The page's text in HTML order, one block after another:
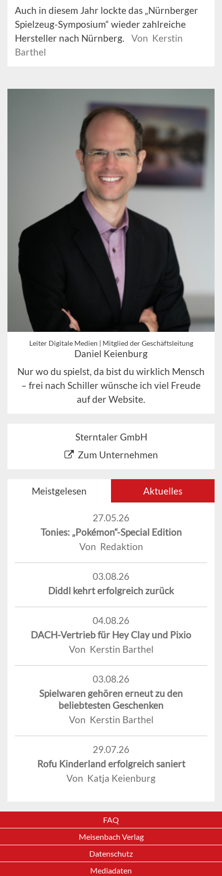
Auch in diesem Jahr lockte das „Nürnberger
Spielzeug-Symposium“ wieder zahlreiche
Hersteller nach Nürnberg.
Von Kerstin
Barthel
Leiter Digitale Medien | Mitglied der Geschäftsleitung
Daniel Keienburg
Nur wo du spielst, da bist du wirklich Mensch
– frei nach Schiller wünsche ich viel Freude
auf der Website.
Sterntaler GmbH
Zum Unternehmen
Meistgelesen Aktuelles
27.05.26
Tonies: „Pokémon“-Special Edition
Von Redaktion
03.08.26
Diddl kehrt erfolgreich zurück
04.08.26
DACH-Vertrieb für Hey Clay und Pixio
Von Kerstin Barthel
03.08.26
Spielwaren gehören erneut zu den
beliebtesten Geschenken
Von Kerstin Barthel
29.07.26
Rofu Kinderland erfolgreich saniert
Von Katja Keienburg
FAQ
Meisenbach Verlag
Datenschutz
Mediadaten